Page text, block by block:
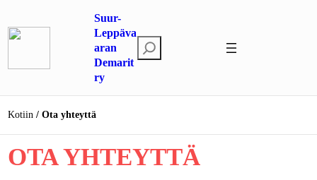
sisältöön
Suur-
Leppäva
aran
Demarit
ry
t
i
Kotiin Ota yhteyttä
OTA YHTEYTTÄ